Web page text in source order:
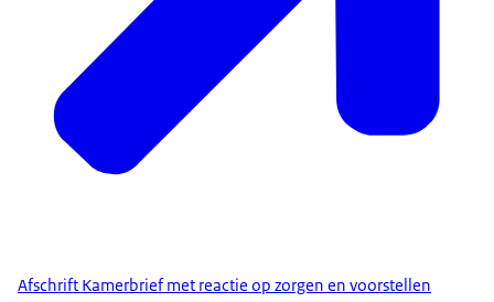
Afschrift Kamerbrief met reactie op zorgen en voorstellen